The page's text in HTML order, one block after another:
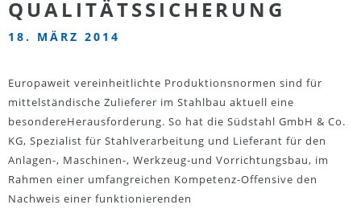
QUALITÄTSSICHERUNG
18. MÄRZ 2014
Europaweit vereinheitlichte Produktionsnormen sind für
mittelständische Zulieferer im Stahlbau aktuell eine
besondereHerausforderung. So hat die Südstahl GmbH & Co.
KG, Spezialist für Stahlverarbeitung und Lieferant für den
Anlagen-, Maschinen-, Werkzeug-und Vorrichtungsbau, im
Rahmen einer umfangreichen Kompetenz-Offensive den
Nachweis einer funktionierenden